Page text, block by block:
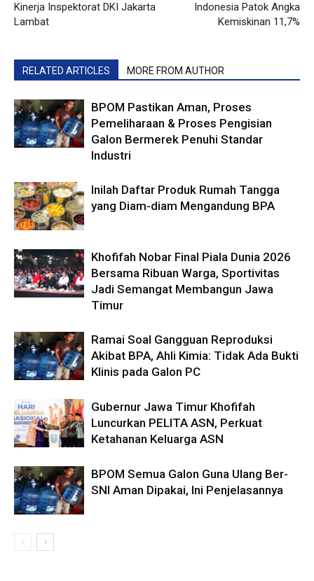
Kinerja Inspektorat DKI Jakarta
Lambat
Indonesia Patok Angka
Kemiskinan 11,7%
RELATED ARTICLES MORE FROM AUTHOR
BPOM Pastikan Aman, Proses
Pemeliharaan & Proses Pengisian
Galon Bermerek Penuhi Standar
Industri
Inilah Daftar Produk Rumah Tangga
yang Diam-diam Mengandung BPA
Khofifah Nobar Final Piala Dunia 2026
Bersama Ribuan Warga, Sportivitas
Jadi Semangat Membangun Jawa
Timur
Ramai Soal Gangguan Reproduksi
Akibat BPA, Ahli Kimia: Tidak Ada Bukti
Klinis pada Galon PC
Gubernur Jawa Timur Khofifah
Luncurkan PELITA ASN, Perkuat
Ketahanan Keluarga ASN
BPOM Semua Galon Guna Ulang Ber-
SNI Aman Dipakai, Ini Penjelasannya